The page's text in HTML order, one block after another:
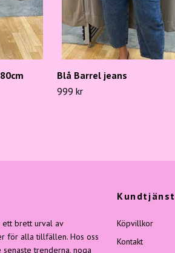
Blå Barrel jeans
999 kr
ett brett urval av
för alla tillfällen. Hos oss
trenderna, noga
Kundtjänst
Köpvillkor
Kontakt